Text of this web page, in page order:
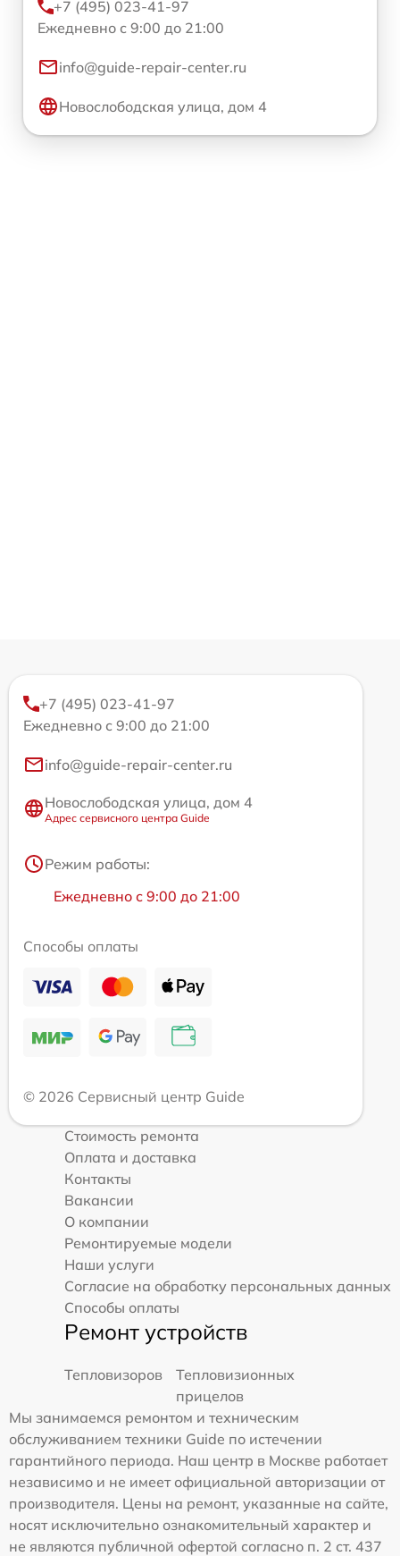
+7 (495) 023-41-97
Ежедневно с 9:00 до 21:00
info@guide-repair-center.ru
Новослободская улица, дом 4
+7 (495) 023-41-97
Ежедневно с 9:00 до 21:00
info@guide-repair-center.ru
Новослободская улица, дом 4
Адрес сервисного центра Guide
Режим работы:
Ежедневно с 9:00 до 21:00
Способы оплаты
© 2026 Сервисный центр Guide
Стоимость ремонта
Оплата и доставка
Контакты
Вакансии
О компании
Ремонтируемые модели
Наши услуги
Согласие на обработку персональных данных
Способы оплаты
Ремонт устройств
Тепловизоров
Тепловизионных
прицелов
Мы занимаемся ремонтом и техническим
обслуживанием техники Guide по истечении
гарантийного периода. Наш центр в Москве работает
независимо и не имеет официальной авторизации от
производителя. Цены на ремонт, указанные на сайте,
носят исключительно ознакомительный характер и
не являются публичной офертой согласно п. 2 ст. 437